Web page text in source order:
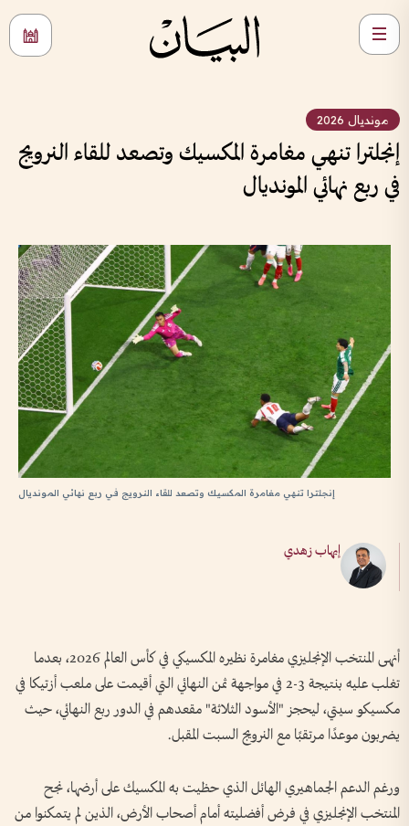
مونديال 2026
إنجلترا تنهي مغامرة المكسيك وتصعد للقاء النرويج
في ربع نهائي المونديال
إنجلترا تنهي مغامرة المكسيك وتصعد للقاء النرويج في ربع نهائي المونديال
إيهاب زهدي
أنهى المنتخب الإنجليزي مغامرة نظيره المكسيكي في كأس العالم 2026، بعدما
تغلب عليه بنتيجة 3-2 في مواجهة ثمن النهائي التي أقيمت على ملعب أزتيكا في
مكسيكو سيتي، ليحجز "الأسود الثلاثة" مقعدهم في الدور ربع النهائي، حيث
يضربون موعدًا مرتقبًا مع النرويج السبت المقبل.
ورغم الدعم الجماهيري الهائل الذي حظيت به المكسيك على أرضها، نجح
المنتخب الإنجليزي في فرض أفضليته أمام أصحاب الأرض، الذين لم يتمكنوا من